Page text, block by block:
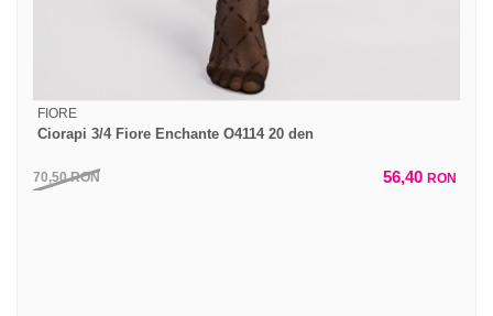
FIORE
Ciorapi 3/4 Fiore Enchante O4114 20 den
70,50RON 56,40 RON